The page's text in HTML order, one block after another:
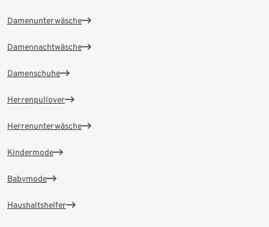
Damenunterwäsche
Damennachtwäsche
Damenschuhe
Herrenpullover
Herrenunterwäsche
Kindermode
Babymode
Haushaltshelfer